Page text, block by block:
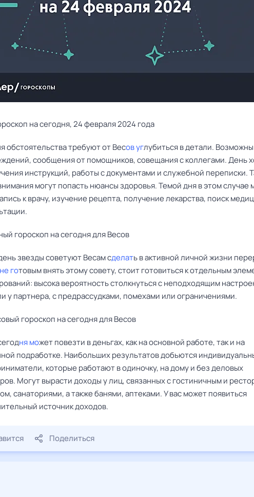
на сегодня, 24 февраля 2024 года
обстоятельства требуют от Весов углубиться в детали.
сообщения от помощников, совещания с коллегами. День
инструкций, работы с документами и служебной переписки.
могут попасть нюансы здоровья. Темой дня в этом случае
к врачу, изучение рецепта, получение лекарства, поиск
гороскоп на сегодня для Весов
звезды советуют Весам сделать в активной личной жизни
не готовым внять этому совету, стоит готовиться к отдельным
высока вероятность столкнуться с неподходящим
у партнера, с предрассудками, помехами или ограничениями.
гороскоп на сегодня для Весов
ня может повезти в деньгах, как на основной работе, так и на
подработке. Наибольших результатов добьются
которые работают в одиночку, на дому и без деловых
Могут вырасти доходы у лиц, связанных с гостиничным и
санаториями, а также банями, аптеками. У вас может появиться
источник доходов.
Поделиться